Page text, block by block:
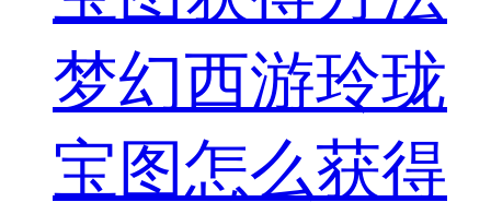
梦幻西游玲珑
宝图怎么获得